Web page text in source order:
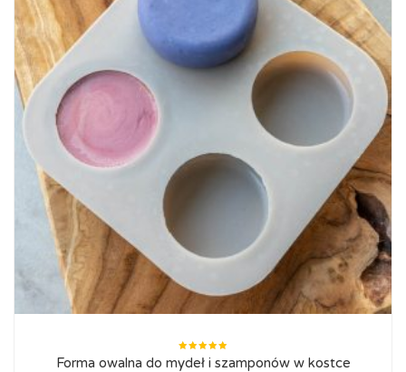
Oceniono
5.00
na
Forma owalna do mydeł i szamponów w kostce